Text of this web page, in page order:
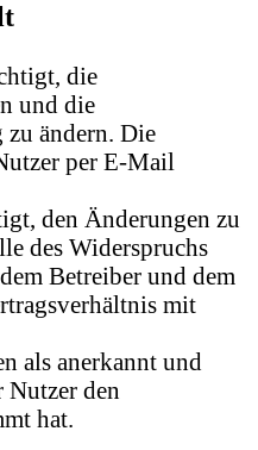
die
und die
zu ändern. Die
per E-Mail
den Änderungen zu
des Widerspruchs
Betreiber und dem
mit
als anerkannt und
den
hat.